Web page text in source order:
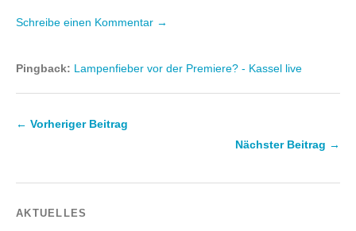
Schreibe einen Kommentar →
Pingback: Lampenfieber vor der Premiere? - Kassel live
← Vorheriger Beitrag
Nächster Beitrag →
AKTUELLES